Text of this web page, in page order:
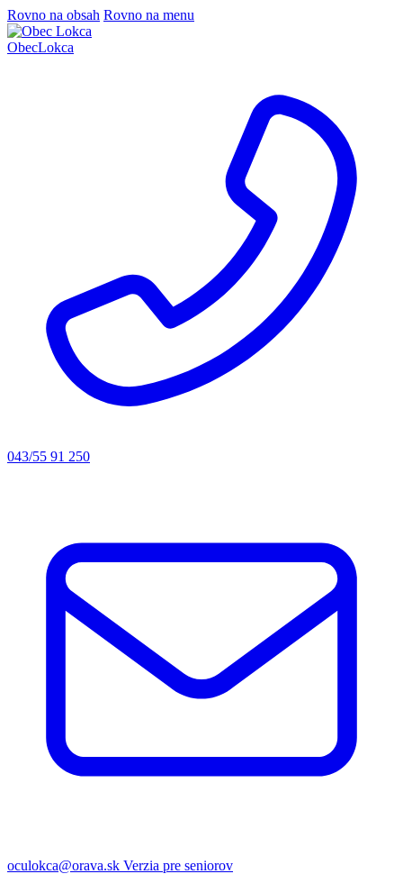
Rovno na obsah Rovno na menu
ObecLokca
043/55 91 250
oculokca@orava.sk Verzia pre seniorov